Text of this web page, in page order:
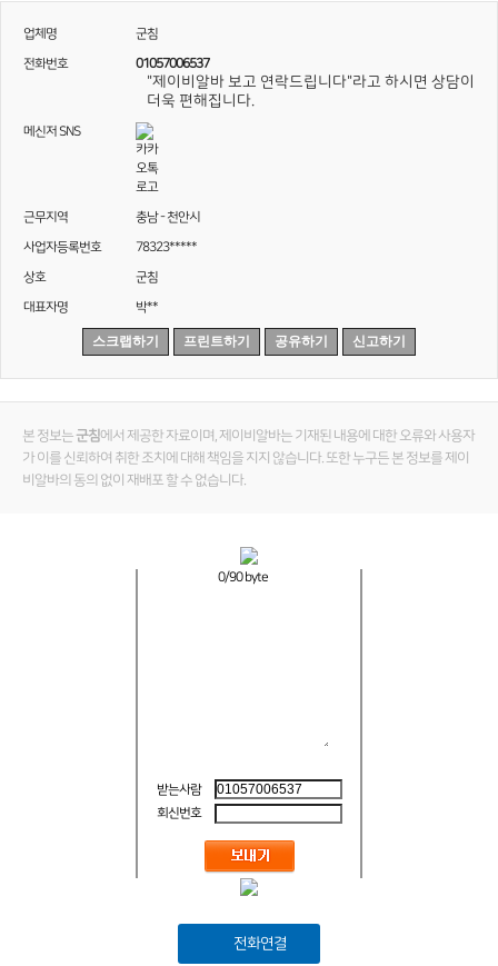
업체명
군침
전화번호
01057006537
"제이비알바 보고 연락드립니다"라고 하시면 상담이
더욱 편해집니다.
메신저 SNS
근무지역
충남 - 천안시
사업자등록번호
78323*****
상호
군침
대표자명
박**
스크랩하기 프린트하기 공유하기 신고하기
본 정보는군침에서 제공한 자료이며, 제이비알바는 기재된 내용에 대한 오류와 사용자
가 이를 신뢰하여 취한 조치에 대해 책임을 지지 않습니다. 또한 누구든 본 정보를 제이
비알바의 동의 없이 재배포 할 수 없습니다.
0/90 byte
받는사람
회신번호
전화연결